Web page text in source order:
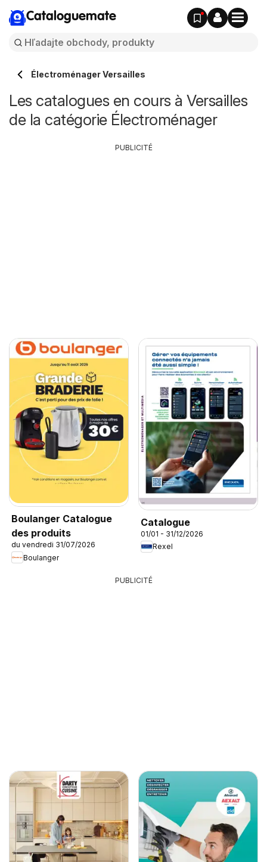
Cataloguemate
Électroménager Versailles
Les catalogues en cours à Versailles
de la catégorie Électroménager
Boulanger Catalogue
des produits
du vendredi 31/07/2026
Boulanger
Catalogue
01/01 - 31/12/2026
Rexel
PUBLICITÉ
PUBLICITÉ